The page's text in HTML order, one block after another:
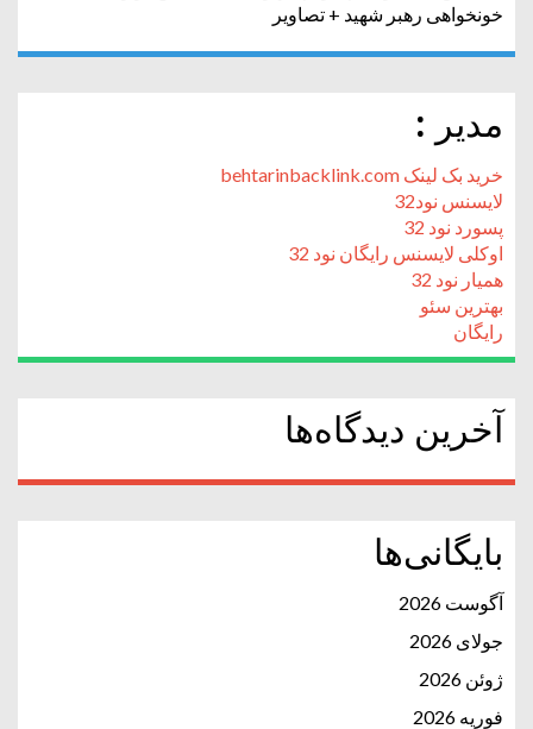
خونخواهی رهبر شهید + تصاویر
مدیر :
خرید بک لینک behtarinbacklink.com
لایسنس نود32
پسورد نود 32
اوکلی لایسنس رایگان نود 32
همیار نود 32
بهترین سئو
رایگان
آخرین دیدگاه‌ها
بایگانی‌ها
آگوست 2026
جولای 2026
ژوئن 2026
فوریه 2026